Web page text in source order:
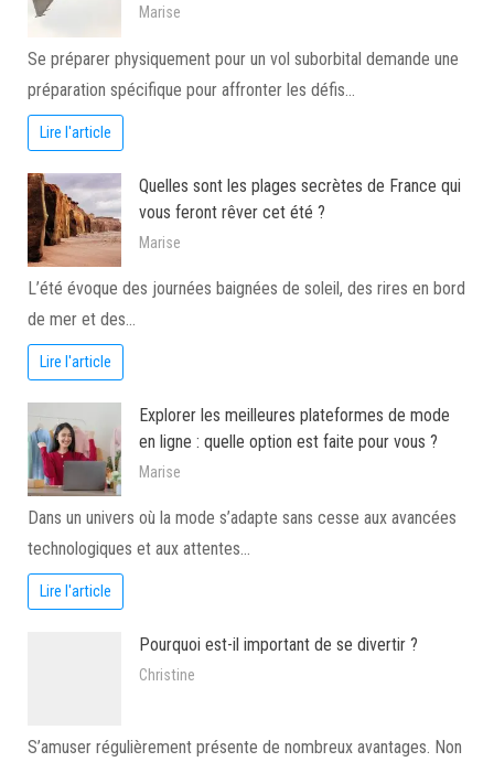
Marise
Se préparer physiquement pour un vol suborbital demande une
préparation spécifique pour affronter les défis…
Lire l'article
Quelles sont les plages secrètes de France qui
vous feront rêver cet été ?
Marise
L’été évoque des journées baignées de soleil, des rires en bord
de mer et des…
Lire l'article
Explorer les meilleures plateformes de mode
en ligne : quelle option est faite pour vous ?
Marise
Dans un univers où la mode s’adapte sans cesse aux avancées
technologiques et aux attentes…
Lire l'article
Pourquoi est-il important de se divertir ?
Christine
S’amuser régulièrement présente de nombreux avantages. Non